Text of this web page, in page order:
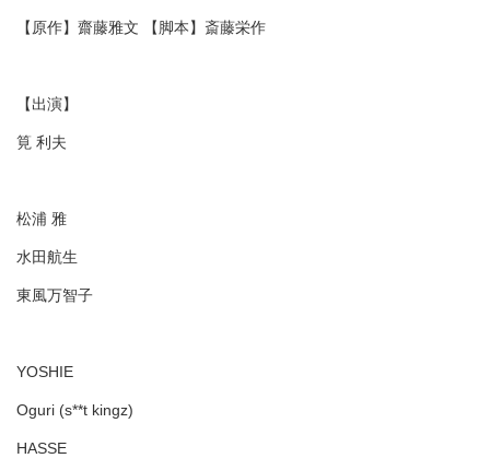
【原作】齋藤雅文 【脚本】斎藤栄作
【出演】
筧 利夫
松浦 雅
水田航生
東風万智子
YOSHIE
Oguri (s**t kingz)
HASSE